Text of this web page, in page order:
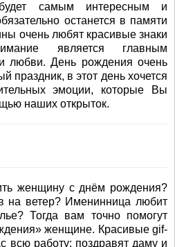
самым интересным и
останется в памяти
очень любят красивые знаки
является главным
любви. День рождения очень
праздник, в этот день хочется
эмоции, которые Вы
наших открыток.
женщину с днём рождения?
на ветер? Именинница любит
Тогда вам точно помогут
женщине. Красивые gif-
всю работу: поздравят даму и